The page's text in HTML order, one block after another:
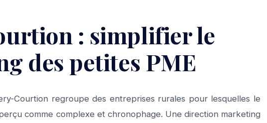
: simplifier le
des petites PME
Courtion regroupe des entreprises rurales pour lesquelles le
comme complexe et chronophage. Une direction marketing